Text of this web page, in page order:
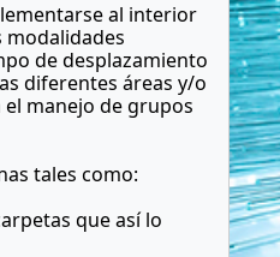
al interior
modalidades
de desplazamiento
diferentes áreas y/o
manejo de grupos
tales como:
que así lo